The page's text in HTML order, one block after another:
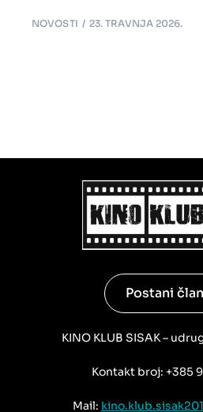
NOVOSTI 23. TRAVNJA 2026.
Postani član
KINO KLUB SISAK –
Kontakt broj: +385
Mail: